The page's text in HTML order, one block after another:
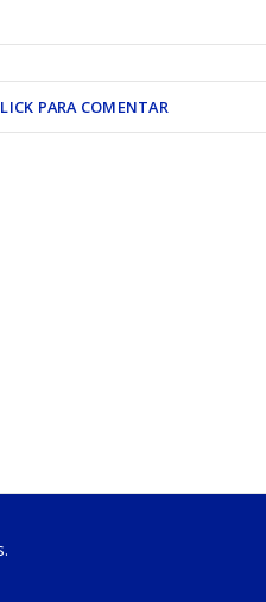
PARA COMENTAR